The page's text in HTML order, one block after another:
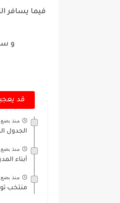
و
قد
منذ بضع
الجدول
منذ بضع
أبناء
منذ بضع
منتخب